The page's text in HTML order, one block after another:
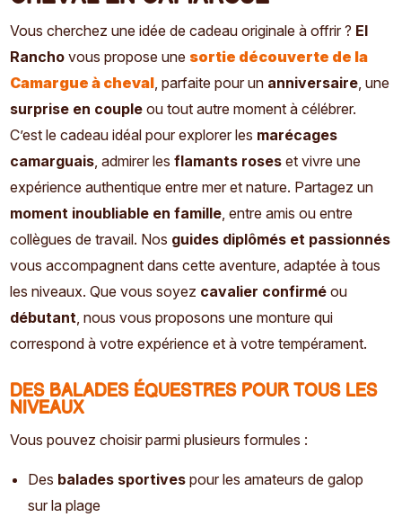
Vous cherchez une idée de cadeau originale à offrir ? El
Rancho vous propose une sortie découverte de la
Camargue à cheval, parfaite pour un anniversaire, une
surprise en couple ou tout autre moment à célébrer.
C’est le cadeau idéal pour explorer les marécages
camarguais, admirer lesflamants roses et vivre une
expérience authentique entre mer et nature. Partagez un
moment inoubliable en famille, entre amis ou entre
collègues de travail. Nos guides diplômés et passionnés
vous accompagnent dans cette aventure, adaptée à tous
les niveaux. Que vous soyez cavalier confirmé ou
débutant, nous vous proposons une monture qui
correspond à votre expérience et à votre tempérament.
Des balades équestres pour tous les
niveaux
Vous pouvez choisir parmi plusieurs formules :
Des balades sportives pour les amateurs de galop
sur la plage